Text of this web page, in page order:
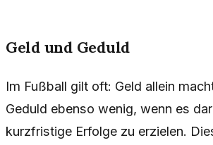
Geld und Geduld
Im Fußball gilt oft: Geld allein
Geduld ebenso wenig, wenn es
kurzfristige Erfolge zu erzielen.